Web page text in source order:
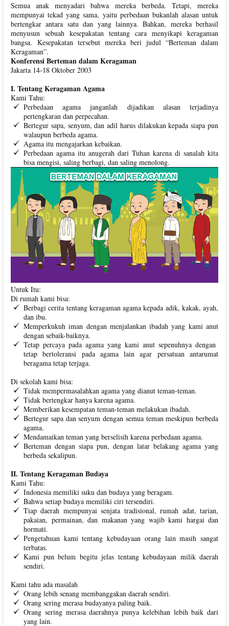
Semua anak menyadari bahwa mereka berbeda. Tetapi, mereka
mempunyai tekad yang sama, yaitu perbedaan bukanlah alasan untuk
bertengkar antara satu dan yang lainnya. Bahkan, mereka berhasil
menyusun sebuah kesepakatan tentang cara menyikapi keragaman
bangsa. Kesepakatan tersebut mereka beri judul “Berteman dalam
Keragaman”.
Konferensi Berteman dalam Keragaman
Jakarta 14-18 Oktober 2003
I. Tentang Keragaman Agama
Kami Tahu:
Perbedaan agama janganlah dijadikan alasan terjadinya
pertengkaran dan perpecahan.
Bertegur sapa, senyum, dan adil harus dilakukan kepada siapa pun
walaupun berbeda agama.
Agama itu mengajarkan kebaikan.
Perbedaan agama itu anugerah dari Tuhan karena di sanalah kita
bisa mengisi, saling berbagi, dan saling menolong.
Untuk Itu:
Di rumah kami bisa:
Berbagi cerita tentang keragaman agama kepada adik, kakak, ayah,
dan ibu.
Memperkukuh iman dengan menjalankan ibadah yang kami anut
dengan sebaik-baiknya.
Tetap percaya pada agama yang kami anut sepenuhnya dengan
tetap bertoleransi pada agama lain agar persatuan antarumat
beragama tetap terjaga.
Di sekolah kami bisa:
Tidak mempermasalahkan agama yang dianut teman-teman.
Tidak bertengkar hanya karena agama.
Memberikan kesempatan teman-teman melakukan ibadah.
Bertegur sapa dan senyum dengan semua teman meskipun berbeda
agama.
Mendamaikan teman yang berselisih karena perbedaan agama.
Berteman dengan siapa pun, dengan latar belakang agama yang
berbeda sekalipun.
II. Tentang Keragaman Budaya
Kami Tahu:
Indonesia memiliki suku dan budaya yang beragam.
Bahwa setiap budaya memiliki ciri tersendiri.
Tiap daerah mempunyai senjata tradisional, rumah adat, tarian,
pakaian, permainan, dan makanan yang wajib kami hargai dan
hormati.
Pengetahuan kami tentang kebudayaan orang lain masih sangat
terbatas.
Kami pun belum begitu jelas tentang kebudayaan milik daerah
sendiri.
Kami tahu ada masalah
Orang lebih senang membanggakan daerah sendiri.
Orang sering merasa budayanya paling baik.
Orang sering merasa daerahnya punya kelebihan lebih baik dari
yang lain.